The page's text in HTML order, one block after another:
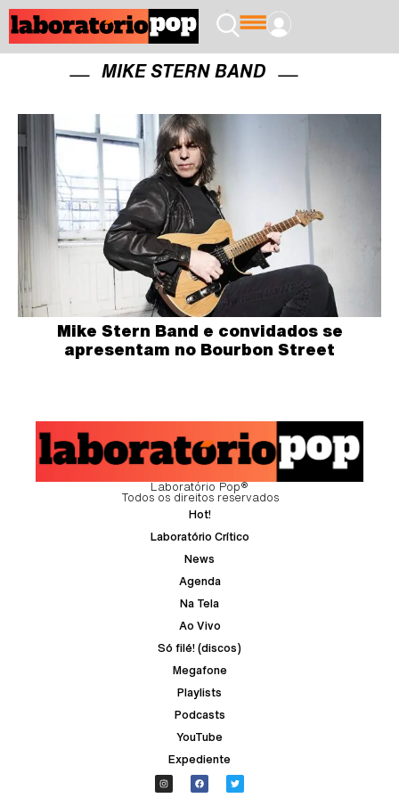
MIKE STERN BAND
Mike Stern Band e convidados se
apresentam no Bourbon Street
Laboratório Pop®
Todos os direitos reservados
Hot!
Laboratório Crítico
News
Agenda
Na Tela
Ao Vivo
Só filé! (discos)
Megafone
Playlists
Podcasts
YouTube
Expediente